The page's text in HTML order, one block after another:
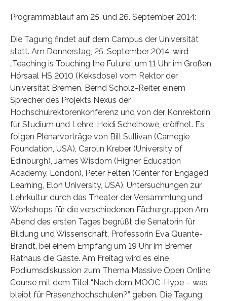
Programmablauf am 25. und 26. September 2014:
Die Tagung findet auf dem Campus der Universität
statt. Am Donnerstag, 25. September 2014, wird
„Teaching is Touching the Future” um 11 Uhr im Großen
Hörsaal HS 2010 (Keksdose) vom Rektor der
Universität Bremen, Bernd Scholz-Reiter, einem
Sprecher des Projekts Nexus der
Hochschulrektorenkonferenz und von der Konrektorin
für Studium und Lehre, Heidi Schelhowe, eröffnet. Es
folgen Plenarvorträge von Bill Sullivan (Carnegie
Foundation, USA), Carolin Kreber (University of
Edinburgh), James Wisdom (Higher Education
Academy, London), Peter Felten (Center for Engaged
Learning, Elon University, USA), Untersuchungen zur
Lehrkultur durch das Theater der Versammlung und
Workshops für die verschiedenen Fächergruppen Am
Abend des ersten Tages begrüßt die Senatorin für
Bildung und Wissenschaft, Professorin Eva Quante-
Brandt, bei einem Empfang um 19 Uhr im Bremer
Rathaus die Gäste. Am Freitag wird es eine
Podiumsdiskussion zum Thema Massive Open Online
Course mit dem Titel “Nach dem MOOC-Hype – was
bleibt für Präsenzhochschulen?” geben. Die Tagung